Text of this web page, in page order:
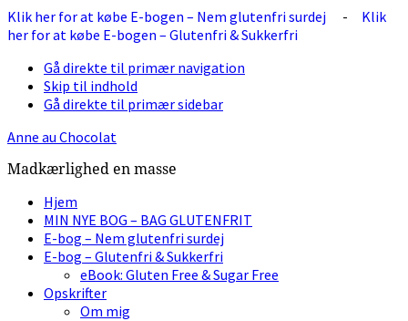
Klik her for at købe E-bogen – Nem glutenfri surdej - Klik
her for at købe E-bogen – Glutenfri & Sukkerfri
Gå direkte til primær navigation
Skip til indhold
Gå direkte til primær sidebar
Anne au Chocolat
Madkærlighed en masse
Hjem
MIN NYE BOG – BAG GLUTENFRIT
E-bog – Nem glutenfri surdej
E-bog – Glutenfri & Sukkerfri
eBook: Gluten Free & Sugar Free
Opskrifter
Om mig